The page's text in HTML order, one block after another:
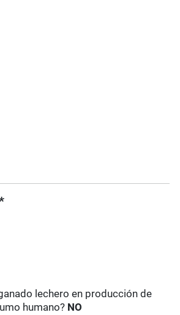
lechero en producción de
humano? NO